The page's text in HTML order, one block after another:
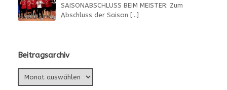
SAISONABSCHLUSS BEIM MEISTER: Zum
Abschluss der Saison […]
Beitragsarchiv